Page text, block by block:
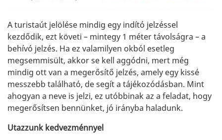
A turistaút jelölése mindig egy indító jelzéssel
kezdődik, ezt követi – mintegy 1 méter távolságra – a
behívó jelzés. Ha ez valamilyen okból esetleg
megsemmisült, akkor se kell aggódni, mert még
mindig ott van a megerősítő jelzés, amely egy kissé
messzebb található, de segít a tájékozódásban. Mint
ahogyan a neve is jelzi, ez utóbbinak az a feladat, hogy
megerősítsen bennünket, jó irányba haladunk.
Utazzunk kedvezménnyel